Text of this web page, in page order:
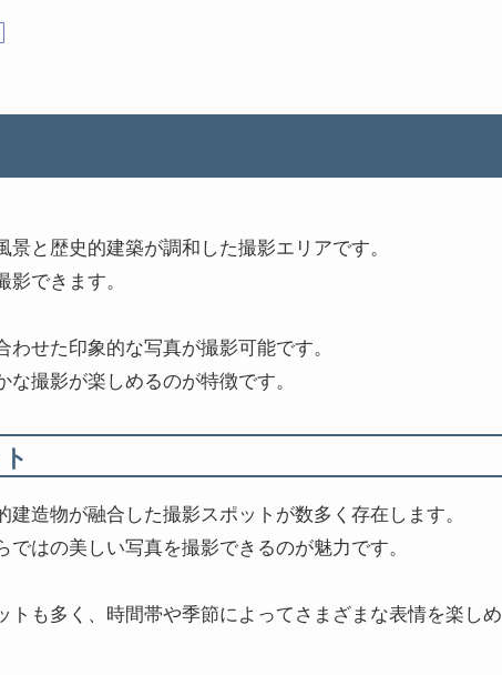
と歴史的建築が調和した撮影エリアです。
できます。
せた印象的な写真が撮影可能です。
撮影が楽しめるのが特徴です。
造物が融合した撮影スポットが数多く存在します。
はの美しい写真を撮影できるのが魅力です。
も多く、時間帯や季節によってさまざまな表情を楽しめ